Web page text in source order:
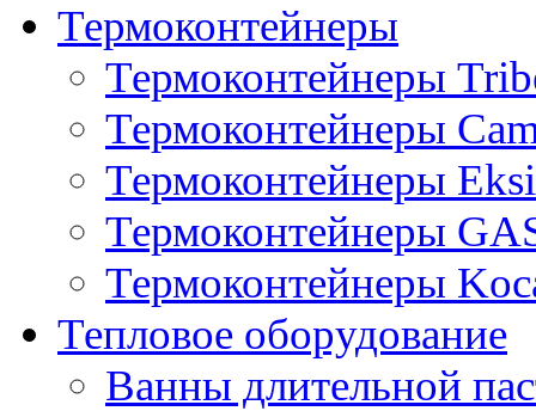
Термоконтейнеры
Термоконтейнеры
Термоконтейнеры
Термоконтейнеры Eksi
Термоконтейнеры
Термоконтейнеры
Тепловое оборудование
Ванны длительной